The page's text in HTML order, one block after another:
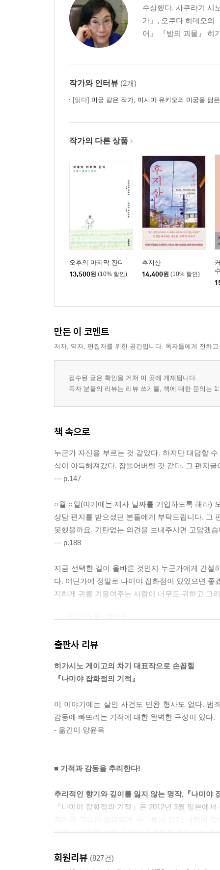
수상했다. 사쿠라기 시
가』, 오쿠다 히데오의
어』 『밤의 괴물』 히
작가와 인터뷰 (2개)
[읽다] 미궁 같은 작가, 미시마 유키오의 미궁을 닮
작가의 다른 상품
오후의 마지막 잔디
13,500원 (10% 할인)
후지산
14,400원 (10% 할인)
만든 이 코멘트
저자, 역자, 편집자를 위한 공간입니다. 독자들에게 전하
접수된 글은 확인을 거쳐 이 곳에 게재됩니다.
독자 분들의 리뷰는 리뷰 쓰기를, 책에 대한 문의는
책 속으로
누군가 자신을 부르는 것 같았다. 하지만 대답할
식이 아득해져갔다. 잠들어버릴 것 같다. 그 편지
--- p.147
○월 ○일(여기에는 제사 날짜를 기입하도록 해라)
상담 편지를 받으셨던 분들에게 부탁드립니다. 그
못했을까요. 기탄없는 의견을 보내주시면 고맙겠
--- p.188
지금 선택한 길이 올바른 것인지 누군가에게 간
다. 어딘가에 정말로 나미야 잡화점이 있었으면
지하게 귀를 기울여주는 사람이 너무도 귀하고 그
출판사 리뷰
히가시노 게이고의 차기 대표작으로 손꼽힐
『나미야 잡화점의 기적』
이 이야기에는 살인 사건도 민완 형사도 없다. 범
감동에 빠뜨리는 기적에 대한 완벽한 구성이 있다.
- 옮긴이 양윤옥
■ 기적과 감동을 추리한다!
추리적인 향기와 깊이를 잃지 않는 명작,『나미야
『나미야 잡화점의 기적』은 2012년 3월 일본에
하면 떠올랐던 살인 사건이나 명탐정 캐릭터는
회원리뷰 (827건)